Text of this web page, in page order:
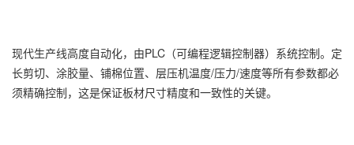
现代生产线高度自动化，由PLC（可编程逻辑控制器）系统控制。定
长剪切、涂胶量、铺棉位置、层压机温度/压力/速度等所有参数都必
须精确控制，这是保证板材尺寸精度和一致性的关键。